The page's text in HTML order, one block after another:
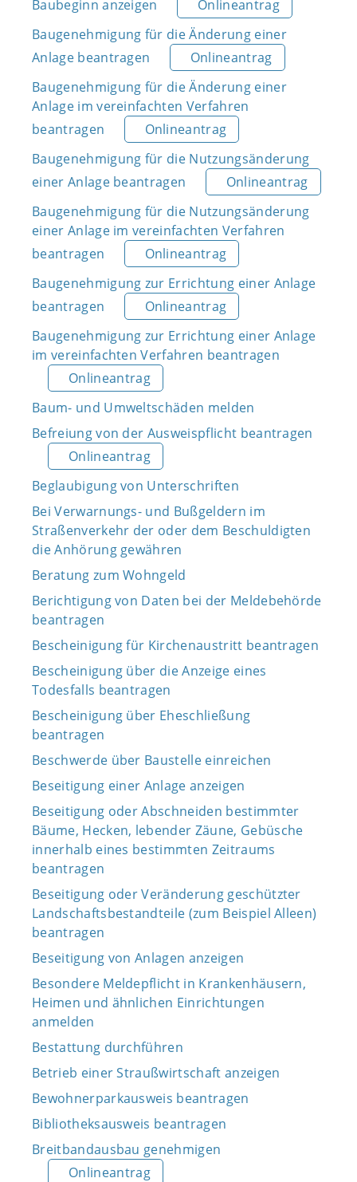
Baubeginn anzeigen
Onlineantrag
Baugenehmigung für die Änderung einer
Anlage beantragen
Onlineantrag
Baugenehmigung für die Änderung einer
Anlage im vereinfachten Verfahren
beantragen
Onlineantrag
Baugenehmigung für die Nutzungsänderung
einer Anlage beantragen
Onlineantrag
Baugenehmigung für die Nutzungsänderung
einer Anlage im vereinfachten Verfahren
beantragen
Onlineantrag
Baugenehmigung zur Errichtung einer Anlage
beantragen
Onlineantrag
Baugenehmigung zur Errichtung einer Anlage
im vereinfachten Verfahren beantragen
Onlineantrag
Baum- und Umweltschäden melden
Befreiung von der Ausweispflicht beantragen
Onlineantrag
Beglaubigung von Unterschriften
Bei Verwarnungs- und Bußgeldern im
Straßenverkehr der oder dem Beschuldigten
die Anhörung gewähren
Beratung zum Wohngeld
Berichtigung von Daten bei der Meldebehörde
beantragen
Bescheinigung für Kirchenaustritt beantragen
Bescheinigung über die Anzeige eines
Todesfalls beantragen
Bescheinigung über Eheschließung
beantragen
Beschwerde über Baustelle einreichen
Beseitigung einer Anlage anzeigen
Beseitigung oder Abschneiden bestimmter
Bäume, Hecken, lebender Zäune, Gebüsche
innerhalb eines bestimmten Zeitraums
beantragen
Beseitigung oder Veränderung geschützter
Landschaftsbestandteile (zum Beispiel Alleen)
beantragen
Beseitigung von Anlagen anzeigen
Besondere Meldepflicht in Krankenhäusern,
Heimen und ähnlichen Einrichtungen
anmelden
Bestattung durchführen
Betrieb einer Straußwirtschaft anzeigen
Bewohnerparkausweis beantragen
Bibliotheksausweis beantragen
Breitbandausbau genehmigen
Onlineantrag